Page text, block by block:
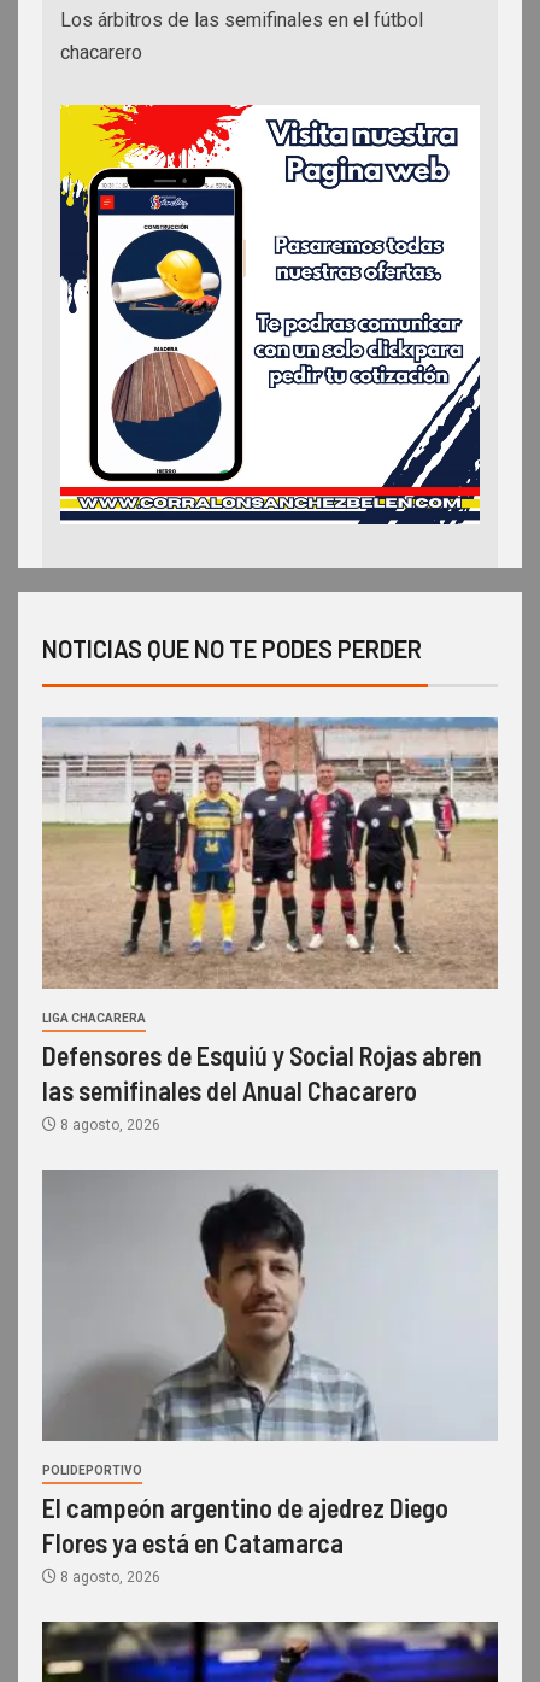
Los árbitros de las semifinales en el fútbol
chacarero
NOTICIAS QUE NO TE PODES PERDER
LIGA CHACARERA
Defensores de Esquiú y Social Rojas abren
las semifinales del Anual Chacarero
8 agosto, 2026
POLIDEPORTIVO
El campeón argentino de ajedrez Diego
Flores ya está en Catamarca
8 agosto, 2026